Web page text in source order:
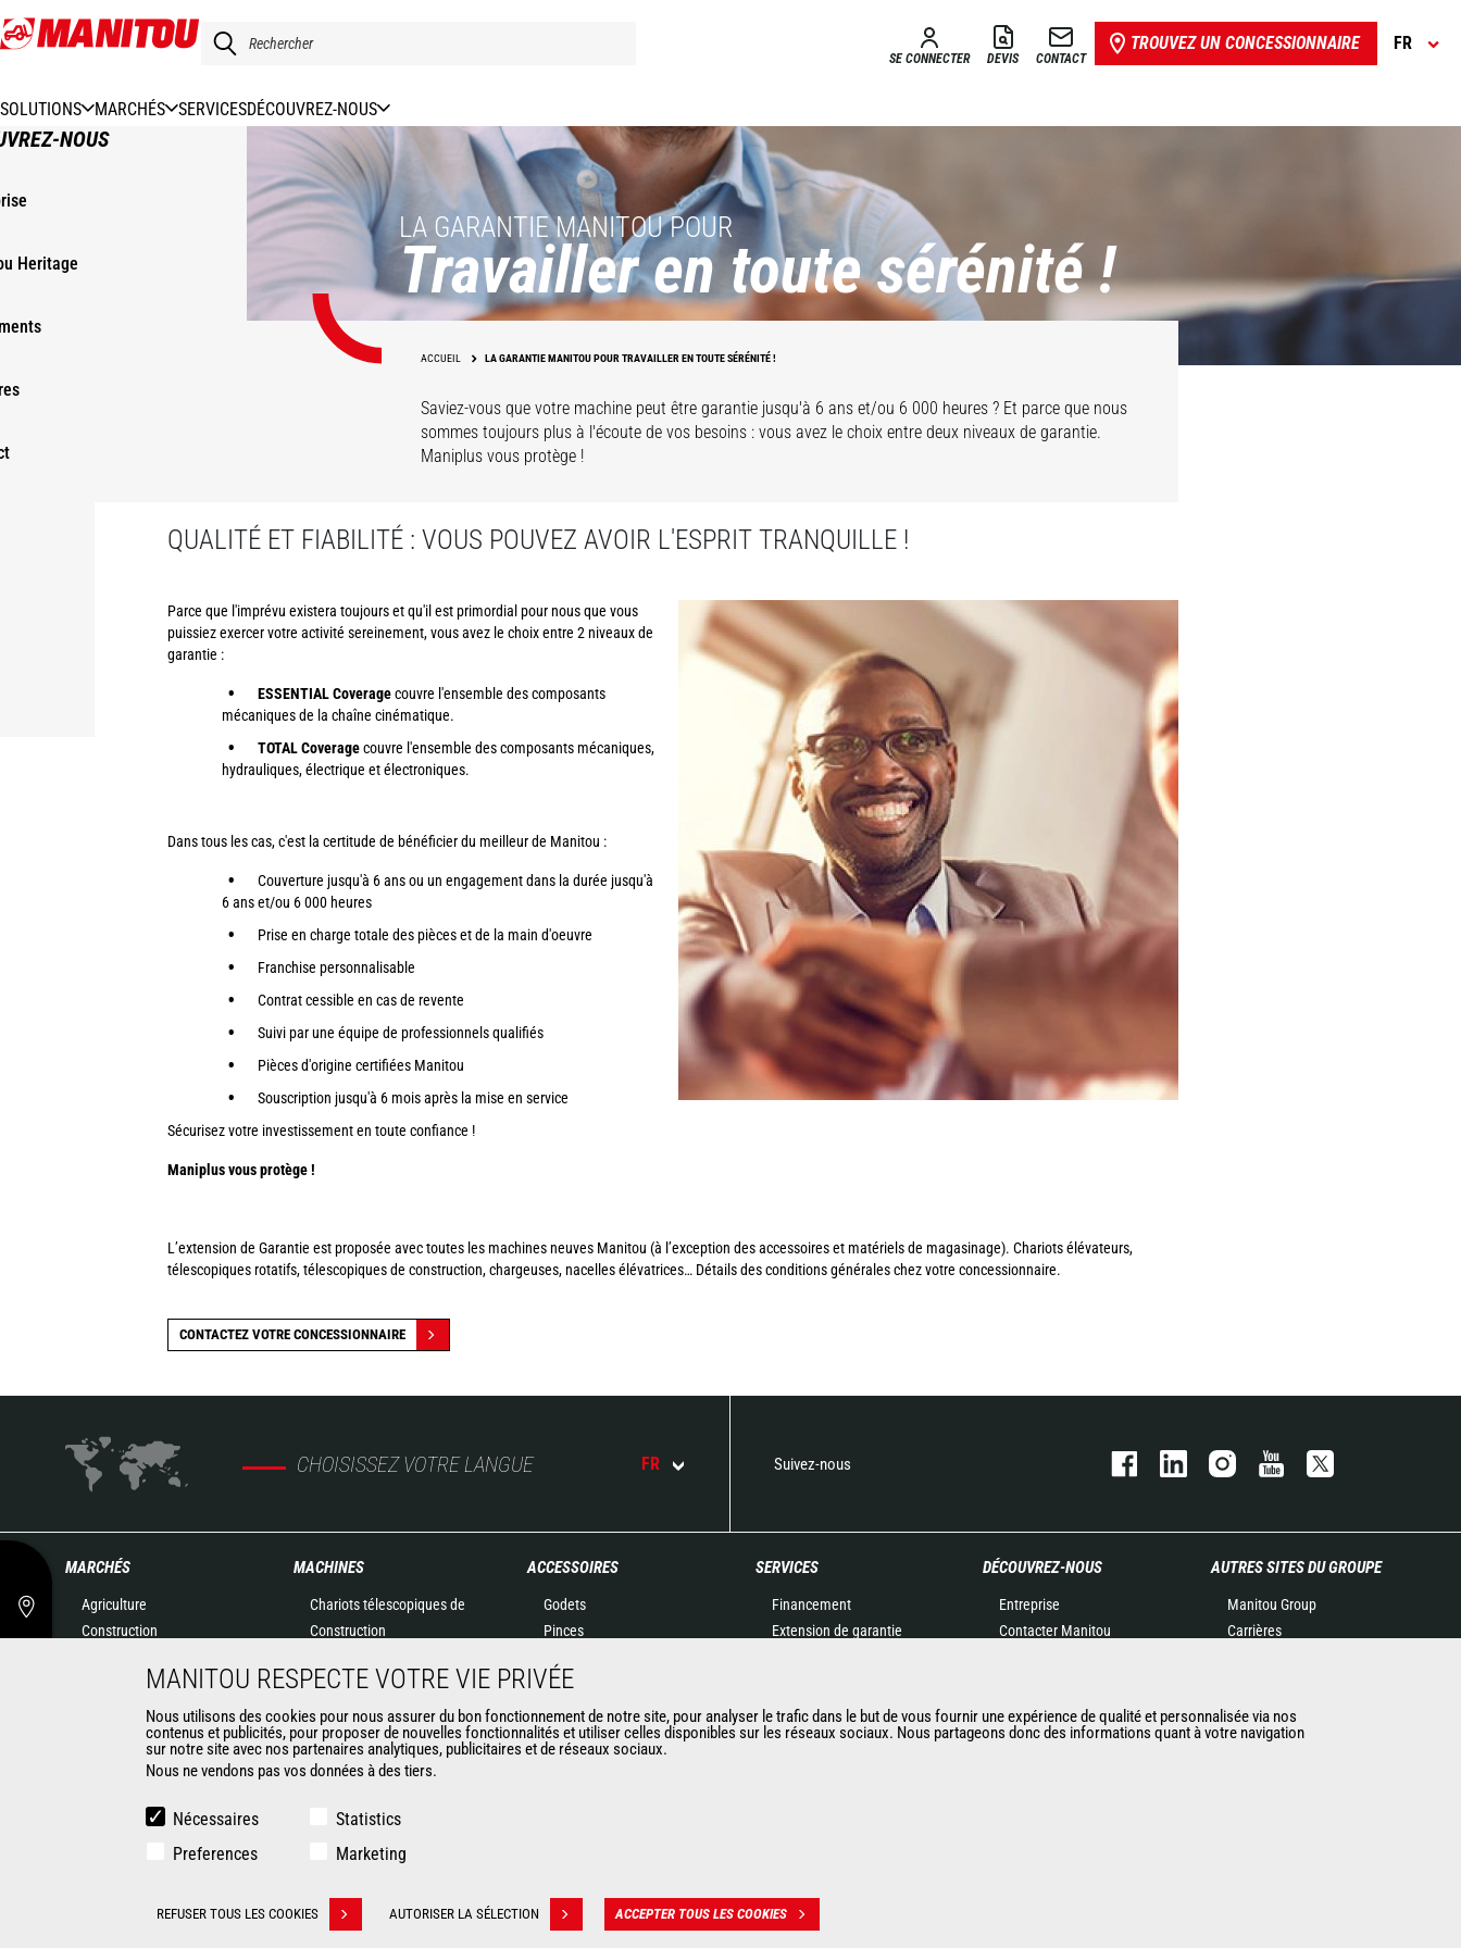
Aller
au
SE CONNECTER DEVIS CONTACT
TROUVEZ UN CONCESSIONNAIRE FR
SOLUTIONS MARCHÉS SERVICESDÉCOUVREZ-NOUS
NOUS
Heritage
LA GARANTIE MANITOU POUR
Travailler en toute sérénité !
ACCUEIL LA GARANTIE MANITOU POUR TRAVAILLER EN TOUTE SÉRÉNITÉ !
Saviez-vous que votre machine peut être garantie jusqu'à 6 ans et/ou 6 000 heures ? Et parce que nous
sommes toujours plus à l'écoute de vos besoins : vous avez le choix entre deux niveaux de garantie.
Maniplus vous protège !
QUALITÉ ET FIABILITÉ : VOUS POUVEZ AVOIR L'ESPRIT TRANQUILLE !
Parce que l'imprévu existera toujours et qu'il est primordial pour nous que vous
puissiez exercer votre activité sereinement, vous avez le choix entre 2 niveaux de
garantie :
ESSENTIAL Coveragecouvre l'ensemble des composants
mécaniques de la chaîne cinématique.
TOTAL Coveragecouvre l'ensemble des composants mécaniques,
hydrauliques, électrique et électroniques.
Dans tous les cas, c'est la certitude de bénéficier du meilleur de Manitou :
Couverture jusqu'à 6 ans ou un engagement dans la durée jusqu'à
6 ans et/ou 6 000 heures
Prise en charge totale des pièces et de la main d'oeuvre
Franchise personnalisable
Contrat cessible en cas de revente
Suivi par une équipe de professionnels qualifiés
Pièces d'origine certifiées Manitou
Souscription jusqu'à 6 mois après la mise en service
Sécurisez votre investissement en toute confiance !
Maniplus vous protège !
L’extension de Garantie est proposée avec toutes les machines neuves Manitou (à l’exception des accessoires et matériels de magasinage). Chariots élévateurs,
télescopiques rotatifs, télescopiques de construction, chargeuses, nacelles élévatrices… Détails des conditions générales chez votre concessionnaire.
CONTACTEZ VOTRE CONCESSIONNAIRE
CHOISISSEZ VOTRE LANGUE FR Suivez-nous
MARCHÉS
Agriculture
Construction
Pétrole & gaz
Aéronautique
Environnement
Exploitation minière
MACHINES
Chariots télescopiques de
Construction
Agricoles
Chargeuses articulées
Nacelles élévatrices
Chariots embarqués
Chargeuses compactes
ACCESSOIRES
Godets
Pinces
Fourches et Grappins
Potences
Nacelles
SERVICES
Financement
Extension de garantie
Solutions connectées
Outil de Diagnostic
DÉCOUVREZ-NOUS
Entreprise
Contacter Manitou
données
Evénements
AUTRES SITES DU GROUPE
Manitou Group
Carrières
Gehl
Manitou Group
MANITOU RESPECTE VOTRE VIE PRIVÉE
Nous utilisons des cookies pour nous assurer du bon fonctionnement de notre site, pour analyser le trafic dans le but de vous fournir une expérience de qualité et personnalisée via nos
contenus et publicités, pour proposer de nouvelles fonctionnalités et utiliser celles disponibles sur les réseaux sociaux. Nous partageons donc des informations quant à votre navigation
sur notre site avec nos partenaires analytiques, publicitaires et de réseaux sociaux.
Nous ne vendons pas vos données à des tiers.
Nécessaires
Statistics
Preferences
Marketing
REFUSER TOUS LES COOKIES AUTORISER LA SÉLECTION ACCEPTER TOUS LES COOKIES
Retirer son consentement